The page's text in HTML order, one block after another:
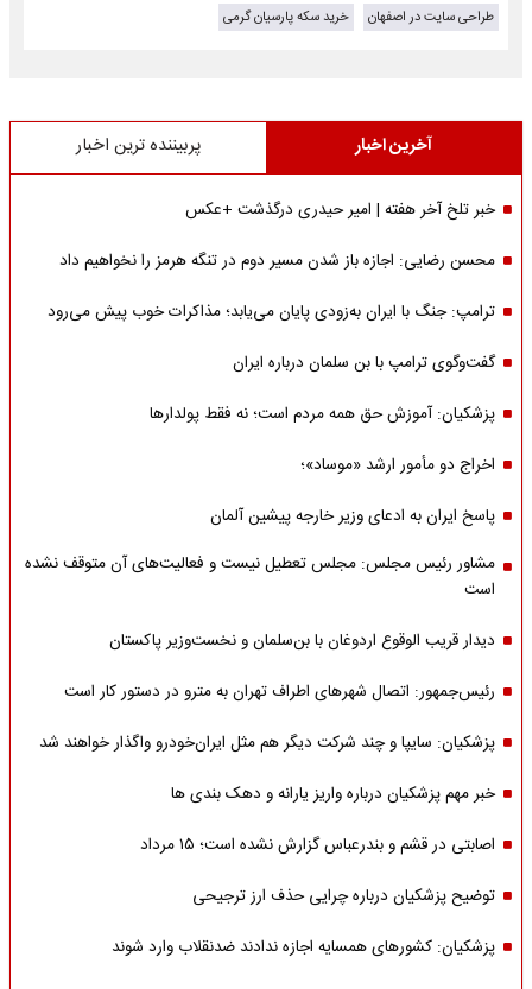
طراحی سایت در اصفهان
خرید سکه پارسیان گرمی
آخرین اخبار پربیننده ترین اخبار
خبر تلخ آخر هفته | امیر حیدری درگذشت +عکس
محسن رضایی: اجازه باز شدن مسیر دوم در تنگه هرمز را نخواهیم داد
ترامپ: جنگ با ایران به‌زودی پایان می‌یابد؛ مذاکرات خوب پیش می‌رود
گفت‌وگوی ترامپ با بن سلمان درباره ایران
پزشکیان: آموزش حق همه مردم است؛ نه فقط پولدارها
اخراج دو مأمور ارشد «موساد»؛
پاسخ ایران به ادعای وزیر خارجه پیشین آلمان
مشاور رئیس مجلس: مجلس تعطیل نیست و فعالیت‌های آن متوقف نشده
است
دیدار قریب الوقوع اردوغان با بن‌سلمان و نخست‌وزیر پاکستان
رئیس‌جمهور: اتصال شهرهای اطراف تهران به مترو در دستور کار است
پزشکیان: سایپا و چند شرکت دیگر هم مثل ایران‌خودرو واگذار خواهند شد
خبر مهم پزشکیان درباره واریز یارانه و دهک بندی ها
اصابتی در قشم و بندرعباس گزارش نشده است؛ ۱۵ مرداد
توضیح پزشکیان درباره چرایی حذف ارز ترجیحی
پزشکیان: کشورهای همسایه اجازه ندادند ضدنقلاب وارد شوند